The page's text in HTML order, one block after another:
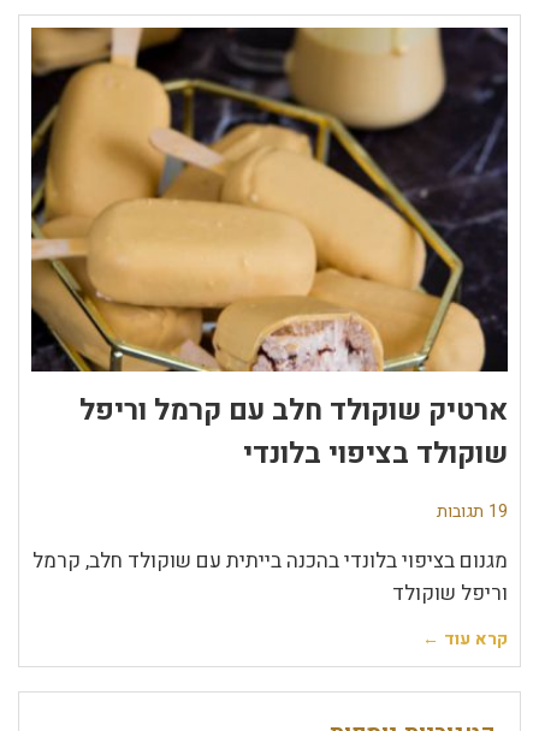
ארטיק שוקולד חלב עם קרמל וריפל
שוקולד בציפוי בלונדי
19 תגובות
מגנום בציפוי בלונדי בהכנה בייתית עם שוקולד חלב, קרמל
וריפל שוקולד
קרא עוד ←